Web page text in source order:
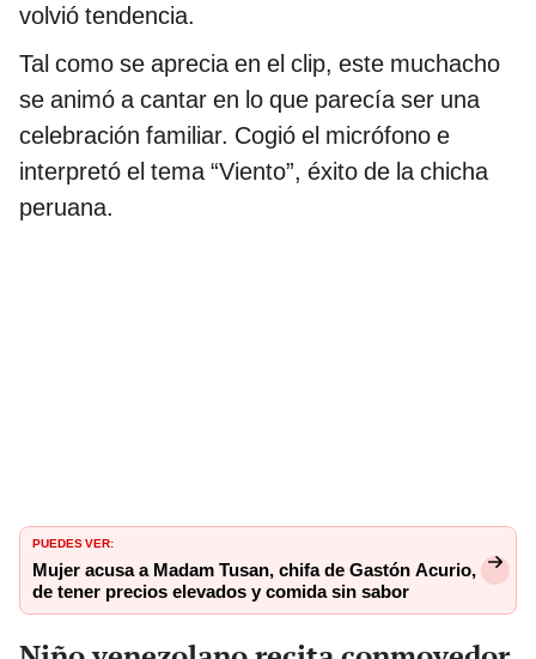
volvió tendencia.
Tal como se aprecia en el clip, este muchacho
se animó a cantar en lo que parecía ser una
celebración familiar. Cogió el micrófono e
interpretó el tema “Viento”, éxito de la chicha
peruana.
PUEDES VER:
Mujer acusa a Madam Tusan, chifa de Gastón Acurio,
de tener precios elevados y comida sin sabor